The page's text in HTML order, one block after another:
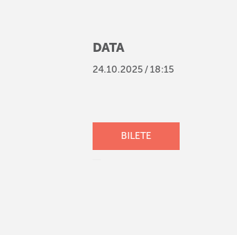
DATA
24.10.2025/18:15
BILETE